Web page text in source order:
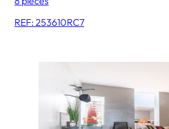
REF: 253610RC7